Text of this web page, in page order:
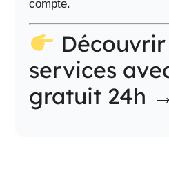
compte.
services
gratuit 24h